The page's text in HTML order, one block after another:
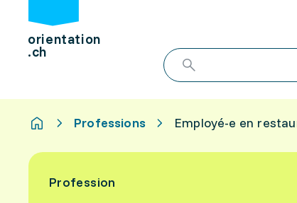
orientation
.ch
Professions Employé-e en
Profession